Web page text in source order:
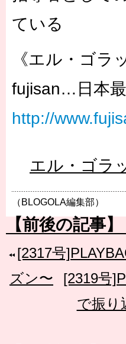
ている
《エル・ゴラ
fujisan…日本
http://
エル・ゴラ
（BLOGOLA編集部）
【前後の記事】
[2317号
ズン〜
[2319号
で振り